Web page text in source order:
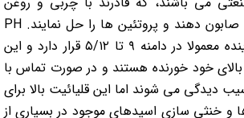
ترکیب شده و تشکیل صابون دهند و پروتئین ها را حل نمایند. PH
این دسته از مواد شوینده معمولا در دامنه ۹ تا ۵/۱۲ قرار دارد و این
بالای خود خورنده هستند و در صورت تماس با
دیدگی می شوند اما این قلیائیت بالا برای
و خنثی سازی اسیدهای موجود در بسیاری از